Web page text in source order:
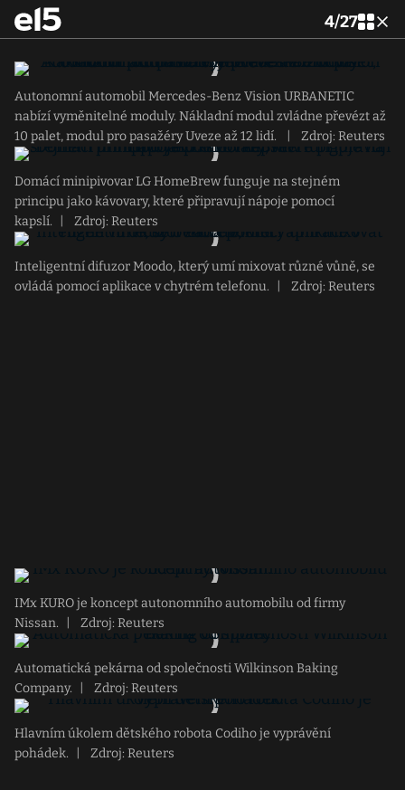
4/27
Autonomní automobil Mercedes-Benz Vision URBANETIC
nabízí vyměnitelné moduly. Nákladní modul zvládne převézt až
10 palet, modul pro pasažéry Uveze až 12 lidí.
Zdroj: Reuters
Domácí minipivovar LG HomeBrew funguje na stejném
principu jako kávovary, které připravují nápoje pomocí
kapslí.
Zdroj: Reuters
Inteligentní difuzor Moodo, který umí mixovat různé vůně, se
ovládá pomocí aplikace v chytrém telefonu.
Zdroj: Reuters
IMx KURO je koncept autonomního automobilu od firmy
Nissan.
Zdroj: Reuters
Automatická pekárna od společnosti Wilkinson Baking
Company.
Zdroj: Reuters
Hlavním úkolem dětského robota Codiho je vyprávění
pohádek.
Zdroj: Reuters